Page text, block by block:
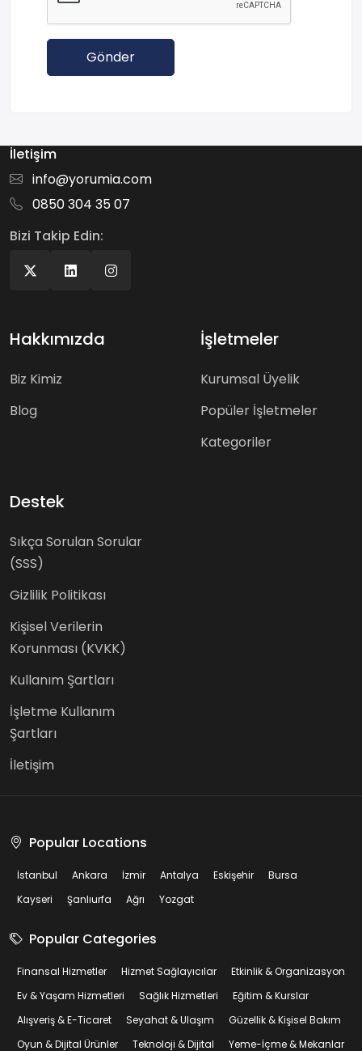
Gönder
İletişim
info@yorumia.com
0850 304 35 07
Bizi Takip Edin:
Hakkımızda
Biz Kimiz
Blog
İşletmeler
Kurumsal Üyelik
Popüler İşletmeler
Kategoriler
Destek
Sıkça Sorulan Sorular
(SSS)
Gizlilik Politikası
Kişisel Verilerin
Korunması (KVKK)
Kullanım Şartları
İşletme Kullanım
Şartları
İletişim
Popular Locations
İstanbul Ankara İzmir Antalya Eskişehir
Bursa
Kayseri
Şanlıurfa Ağrı Yozgat
Popular Categories
Finansal Hizmetler Hizmet Sağlayıcılar
Etkinlik & Organizasyon
Ev & Yaşam Hizmetleri
Sağlık Hizmetleri
Eğitim & Kurslar
Alışveriş & E-Ticaret
Seyahat & Ulaşım
Güzellik & Kişisel Bakım
Oyun & Dijital Ürünler
Teknoloji & Dijital Yeme-İçme & Mekanlar